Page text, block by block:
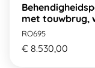
met touwbrug,
RO695
€ 8.530,00